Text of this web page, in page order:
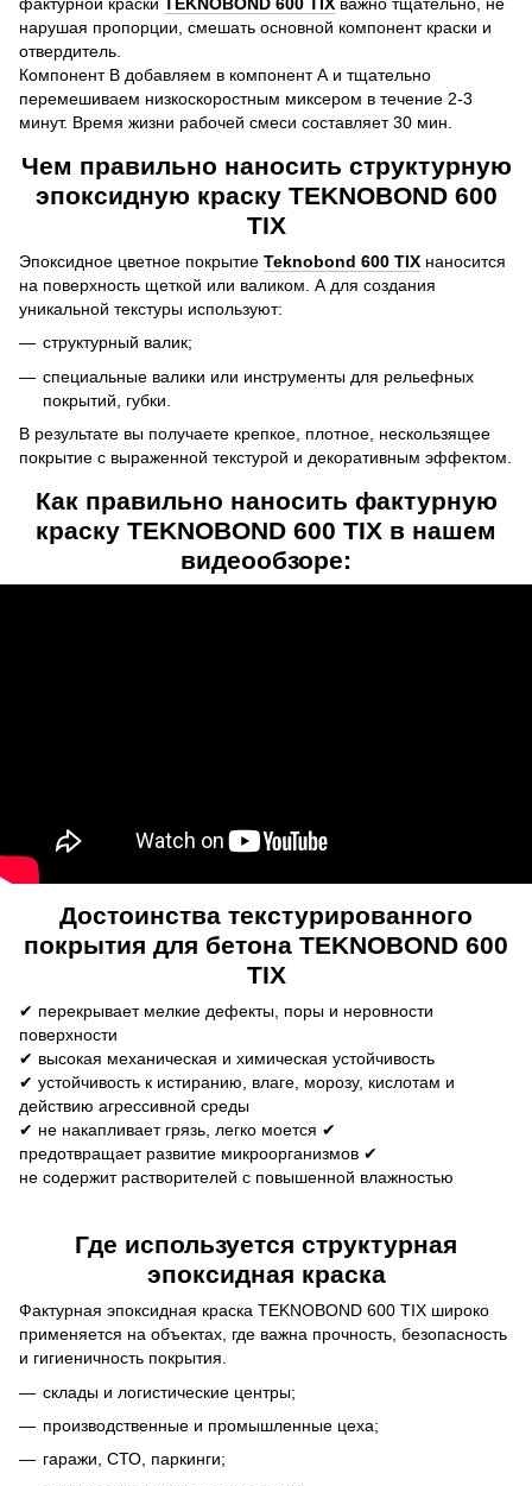
нарушая пропорции, смешать основной компонент краски и
отвердитель.
Компонент В добавляем в компонент А и тщательно
перемешиваем низкоскоростным миксером в течение 2-3
минут. Время жизни рабочей смеси составляет 30 мин.
Чем правильно наносить структурную
эпоксидную краску TEKNOBOND 600
TIX
Эпоксидное цветное покрытие Teknobond 600 TIX наносится
на поверхность щеткой или валиком. А для создания
уникальной текстуры используют:
структурный валик;
специальные валики или инструменты для рельефных
покрытий, губки.
В результате вы получаете крепкое, плотное, нескользящее
покрытие с выраженной текстурой и декоративным эффектом.
Как правильно наносить фактурную
краску TEKNOBOND 600 TIX в нашем
видеообзоре:
Достоинства текстурированного
покрытия для бетона TEKNOBOND 600
TIX
✔ перекрывает мелкие дефекты, поры и неровности
поверхности
✔ высокая механическая и химическая устойчивость
✔ устойчивость к истиранию, влаге, морозу, кислотам и
действию агрессивной среды
✔ не накапливает грязь, легко моется ✔
предотвращает развитие микроорганизмов ✔
не содержит растворителей с повышенной влажностью
Где используется структурная
эпоксидная краска
Фактурная эпоксидная краска TEKNOBOND 600 TIX широко
применяется на объектах, где важна прочность, безопасность
и гигиеничность покрытия.
склады и логистические центры;
производственные и промышленные цеха;
гаражи, СТО, паркинги;